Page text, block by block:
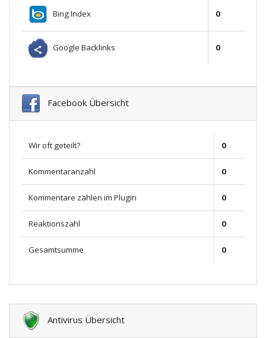
Bing Index 0
Google Backlinks 0
Facebook Übersicht
Wir oft geteilt? 0
Kommentaranzahl 0
Kommentare zählen im Plugin 0
Reaktionszahl 0
Gesamtsumme 0
Antivirus Übersicht